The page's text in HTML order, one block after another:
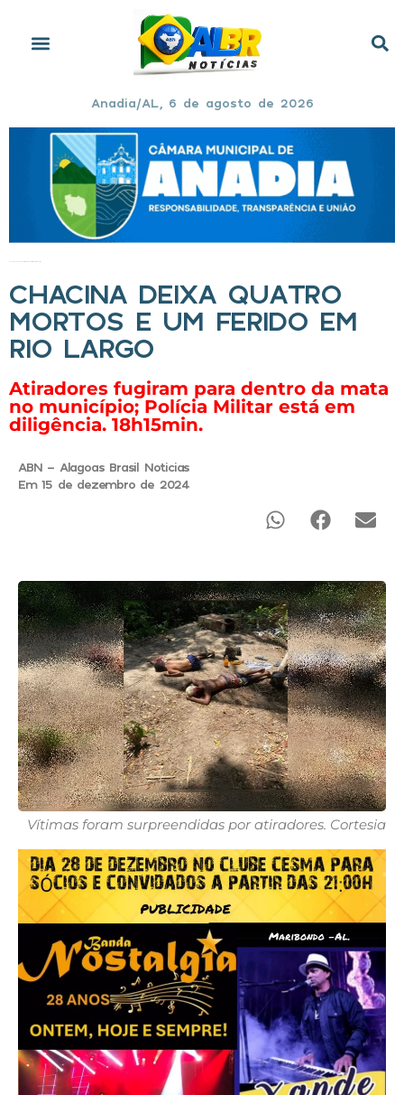
Anadia/AL, 6 de agosto de 2026
CHACINA DEIXA QUATRO
MORTOS E UM FERIDO EM
RIO LARGO
Atiradores fugiram para dentro da mata
no município; Polícia Militar está em
diligência. 18h15min.
ABN - Alagoas Brasil Noticias
Em 15 de dezembro de 2024
Vítimas foram surpreendidas por atiradores. Cortesia